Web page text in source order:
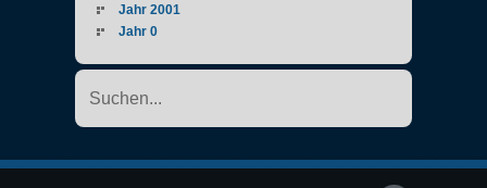
Jahr 2001
Jahr 0